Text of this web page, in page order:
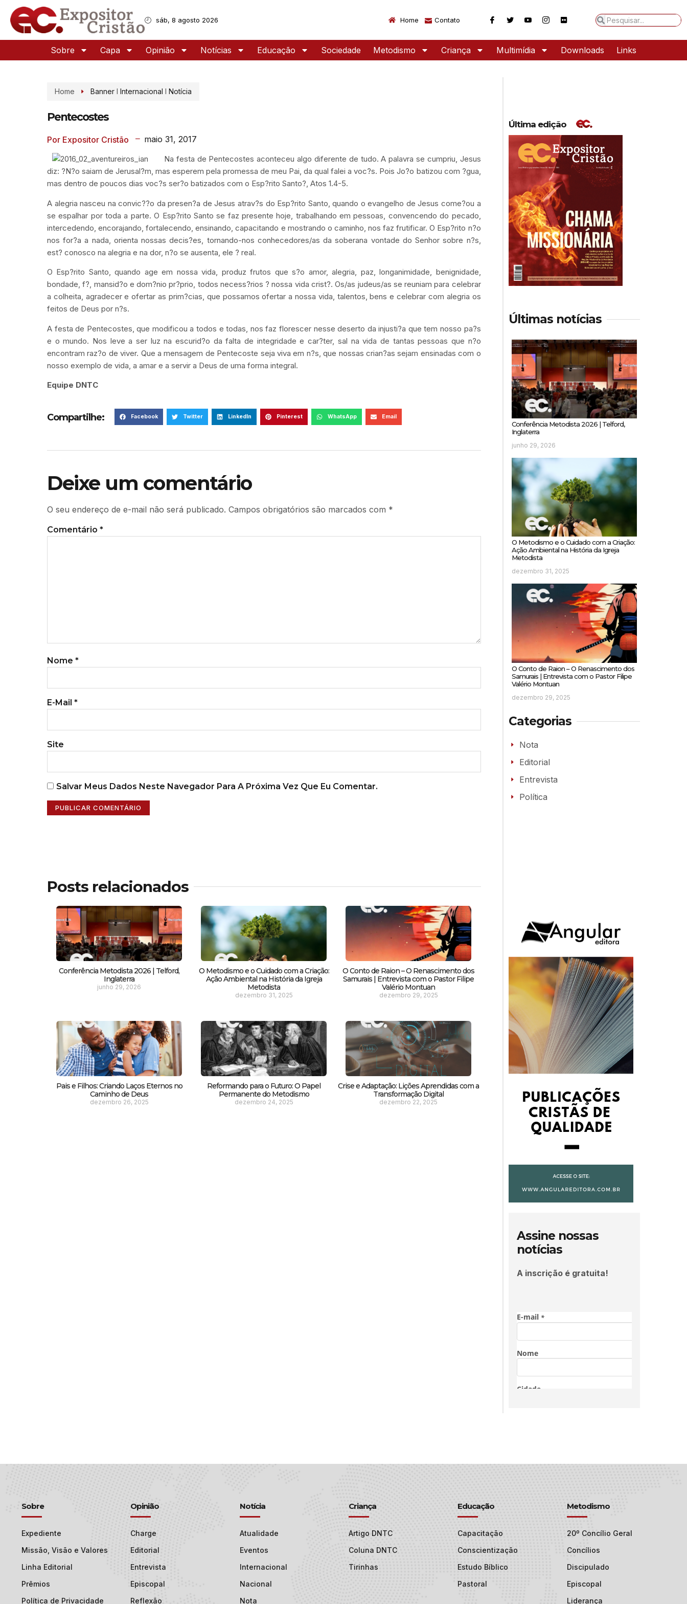
sáb, 8 agosto 2026 Home Contato
Sobre Capa Opinião Notícias Educação Sociedade Metodismo Criança Multimídia Downloads Links
Home BannerI Internacional Notícia
Pentecostes
Por Expositor Cristão maio 31, 2017
Na festa de Pentecostes aconteceu algo diferente de tudo. A palavra se cumpriu, Jesus
diz: ?N?o saiam de Jerusal?m, mas esperem pela promessa de meu Pai, da qual falei a voc?s. Pois Jo?o batizou com ?gua,
mas dentro de poucos dias voc?s ser?o batizados com o Esp?rito Santo?, Atos 1.4-5.
A alegria nasceu na convic??o da presen?a de Jesus atrav?s do Esp?rito Santo, quando o evangelho de Jesus come?ou a
se espalhar por toda a parte. O Esp?rito Santo se faz presente hoje, trabalhando em pessoas, convencendo do pecado,
intercedendo, encorajando, fortalecendo, ensinando, capacitando e mostrando o caminho, nos faz frutificar. O Esp?rito n?o
nos for?a a nada, orienta nossas decis?es, tornando-nos conhecedores/as da soberana vontade do Senhor sobre n?s,
est? conosco na alegria e na dor, n?o se ausenta, ele ? real.
O Esp?rito Santo, quando age em nossa vida, produz frutos que s?o amor, alegria, paz, longanimidade, benignidade,
bondade, f?, mansid?o e dom?nio pr?prio, todos necess?rios ? nossa vida crist?. Os/as judeus/as se reuniam para celebrar
a colheita, agradecer e ofertar as prim?cias, que possamos ofertar a nossa vida, talentos, bens e celebrar com alegria os
feitos de Deus por n?s.
A festa de Pentecostes, que modificou a todos e todas, nos faz florescer nesse deserto da injusti?a que tem nosso pa?s
e o mundo. Nos leve a ser luz na escurid?o da falta de integridade e car?ter, sal na vida de tantas pessoas que n?o
encontram raz?o de viver. Que a mensagem de Pentecoste seja viva em n?s, que nossas crian?as sejam ensinadas com o
nosso exemplo de vida, a amar e a servir a Deus de uma forma integral.
Equipe DNTC
Compartilhe: Facebook Twitter LinkedIn Pinterest WhatsApp Email
Deixe um comentário
O seu endereço de e-mail não será publicado. Campos obrigatórios são marcados com *
Comentário *
Nome *
E-Mail *
Site
Salvar Meus Dados Neste Navegador Para A Próxima Vez Que Eu Comentar.
Posts relacionados
Conferência Metodista 2026 | Telford,
Inglaterra
junho 29, 2026
O Metodismo e o Cuidado com a Criação:
Ação Ambiental na História da Igreja
Metodista
dezembro 31, 2025
O Conto de Raion – O Renascimento dos
Samurais | Entrevista com o Pastor Filipe
Valério Montuan
dezembro 29, 2025
Pais e Filhos: Criando Laços Eternos no
Caminho de Deus
dezembro 26, 2025
Reformando para o Futuro: O Papel
Permanente do Metodismo
dezembro 24, 2025
Crise e Adaptação: Lições Aprendidas com a
Transformação Digital
dezembro 22, 2025
Última edição
Últimas notícias
Conferência Metodista 2026 | Telford,
Inglaterra
junho 29, 2026
O Metodismo e o Cuidado com a Criação:
Ação Ambiental na História da Igreja
Metodista
dezembro 31, 2025
O Conto de Raion – O Renascimento dos
Samurais | Entrevista com o Pastor Filipe
Valério Montuan
dezembro 29, 2025
Categorias
Nota
Editorial
Entrevista
Política
Assine nossas
notícias
A inscrição é gratuita!
Sobre
Expediente
Missão, Visão e Valores
Linha Editorial
Prêmios
Política de Privacidade
Opinião
Charge
Editorial
Entrevista
Episcopal
Reflexão
Notícia
Atualidade
Eventos
Internacional
Nacional
Nota
Criança
Artigo DNTC
Coluna DNTC
Tirinhas
Educação
Capacitação
Conscientização
Estudo Bíblico
Pastoral
Metodismo
20º Concílio Geral
Concílios
Discipulado
Episcopal
Liderança